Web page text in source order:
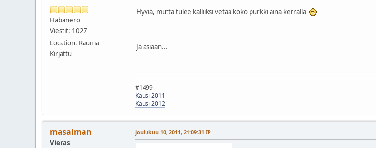
Habanero
Viestit: 1027
Location: Rauma
Kirjattu
Hyviä, mutta tulee kalliiksi vetää koko purkki aina kerralla
Ja asiaan...
#1499
Kausi 2011
Kausi 2012
masaiman
Vieras
joulukuu 10, 2011, 21:09:31 IP